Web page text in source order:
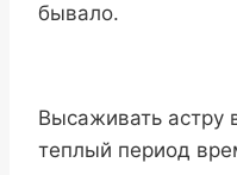
бывало.
Высаживать астру
теплый период